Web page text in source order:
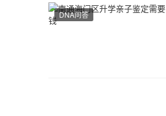
DNA问答